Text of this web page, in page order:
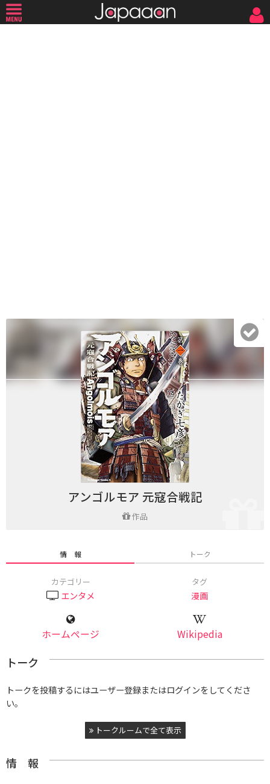
アンゴルモア 元寇合戦記
作品
情 報 トーク
カテゴリー
エンタメ
タグ
漫画
ホームページ Wikipedia
トーク
トークを投稿するにはユーザー登録またはログインをしてくださ
い。
トークルームで全て表示
情 報